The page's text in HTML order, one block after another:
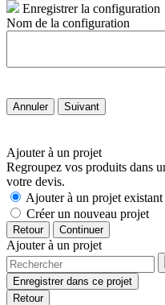
Enregistrer la configuration
Nom de la configuration
Annuler Suivant
Ajouter à un projet
Regroupez vos produits dans
votre devis.
Ajouter à un projet existant
Créer un nouveau projet
Retour Continuer
Ajouter à un projet
Enregistrer dans ce projet
Retour